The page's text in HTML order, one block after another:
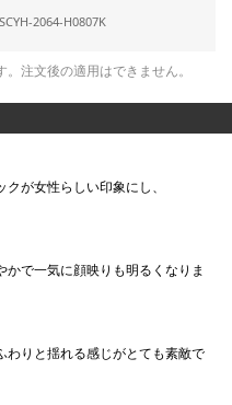
SCYH-2064-H0807K
注文後の適用はできません。
が女性らしい印象にし、
かで一気に顔映りも明るくなりま
わりと揺れる感じがとても素敵で